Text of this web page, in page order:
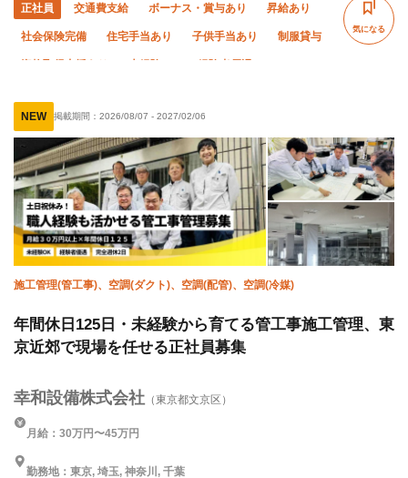
正社員 交通費支給 ボーナス・賞与あり 昇給あり
社会保険完備 住宅手当あり 子供手当あり 制服貸与
完全週休二日制 土日休み 車・バイク通勤OK
転勤なし
気になる
NEW 掲載期間： 2026/08/07 - 2027/02/06
施工管理(管工事)、空調(ダクト)、空調(配管)、空調(冷媒)
年間休日125日・未経験から育てる管工事施工管理、東
京近郊で現場を任せる正社員募集
幸和設備株式会社 （東京都文京区）
月給：30万円〜45万円
勤務地：東京, 埼玉, 神奈川, 千葉